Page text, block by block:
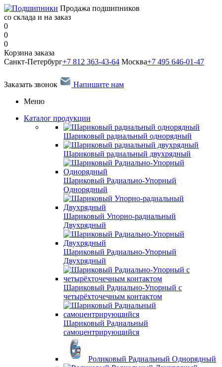
Продажа подшипников
со склада и на заказ
0
0
0
Корзина заказа
Санкт-Петербург+7 812 363-43-64 Москва+7 495 646-01-47
Заказать звонок
Напишите нам
Меню
Каталог продукции
Шариковый радиальный однорядный
Шариковый радиальный двухрядный
Шариковый Радиально-Упорный
Однорядный
Шариковый Упорно-радиальный
Двухрядный
Шариковый Радиально-Упорный
Двухрядный
Шариковый Радиально-Упорный с
четырёхточечным контактом
Шариковый Радиальный
самоцентрирующийся
Роликовый Радиальный Однорядный